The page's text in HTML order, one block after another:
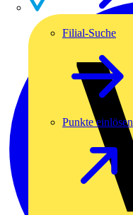
Filial-Suche
Punkte einlösen